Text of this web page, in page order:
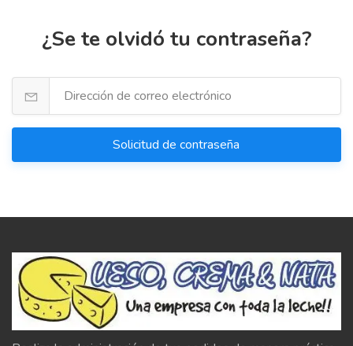
¿Se te olvidó tu contraseña?
Solicitud de contraseña